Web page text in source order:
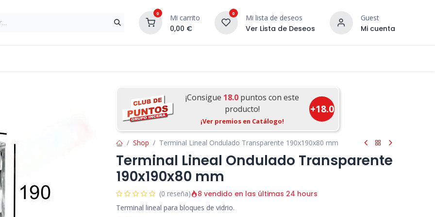
0 Mi carrito
0,00 €
0 Mi lista de deseos
Ver Lista de Deseos
Guest
Mi cuenta
¡DESCUBRE NUESTRO
¡Consigue 18.0 puntos con este
producto!
¡Ver premios en Catálogo!
+18.0
Shop Terminal Lineal Ondulado Transparente 190x190x80 mm
Terminal Lineal Ondulado Transparente
190x190x80 mm
(0 reseña) 8 vendido en las últimas 24 hours
Terminal lineal para bloques de vidrio.